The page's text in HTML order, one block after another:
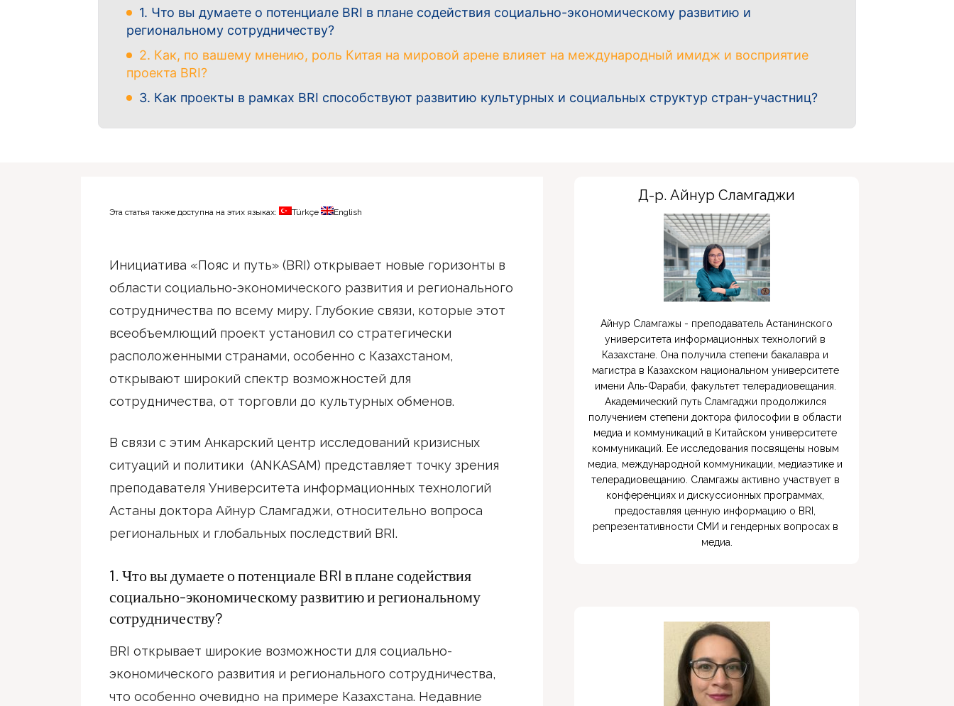
1. Что вы думаете о потенциале BRI в плане содействия социально-экономическому развитию и
региональному сотрудничеству?
2. Как, по вашему мнению, роль Китая на мировой арене влияет на международный имидж и восприятие
проекта BRI?
3. Как проекты в рамках BRI способствуют развитию культурных и социальных структур стран-участниц?
Эта статья также доступна на этих языках: Türkçe English
Инициатива «Пояс и путь» (BRI) открывает новые горизонты в
области социально-экономического развития и регионального
сотрудничества по всему миру. Глубокие связи, которые этот
всеобъемлющий проект установил со стратегически
расположенными странами, особенно с Казахстаном,
открывают широкий спектр возможностей для
сотрудничества, от торговли до культурных обменов.
В связи с этим Анкарский центр исследований кризисных
ситуаций и политики (ANKASAM) представляет точку зрения
преподавателя Университета информационных технологий
Астаны доктора Айнур Сламгаджи, относительно вопроса
региональных и глобальных последствий BRI.
1. Что вы думаете о потенциале BRI в плане содействия
социально-экономическому развитию и региональному
сотрудничеству?
BRI открывает широкие возможности для социально-
экономического развития и регионального сотрудничества,
что особенно очевидно на примере Казахстана. Недавние
Д-р. Айнур Сламгаджи
университета информационных технологий в
Казахстане. Она получила степени бакалавра и
магистра в Казахском национальном университете
имени Аль-Фараби, факультет телерадиовещания.
Академический путь Сламгаджи продолжился
получением степени доктора философии в области
медиа и коммуникаций в Китайском университете
коммуникаций. Ее исследования посвящены новым
медиа, международной коммуникации, медиаэтике и
телерадиовещанию. Сламгажы активно участвует в
конференциях и дискуссионных программах,
предоставляя ценную информацию о BRI,
репрезентативности СМИ и гендерных вопросах в
медиа.